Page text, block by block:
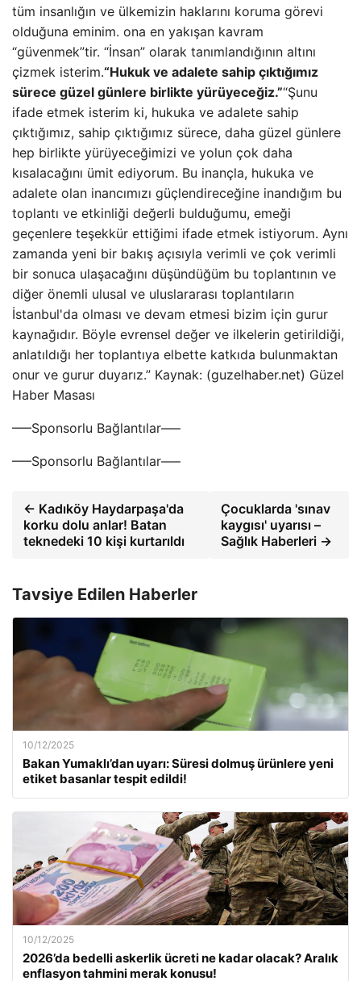
tüm insanlığın ve ülkemizin haklarını koruma görevi
olduğuna eminim. ona en yakışan kavram
“güvenmek”tir. “İnsan” olarak tanımlandığının altını
çizmek isterim.“Hukuk ve adalete sahip çıktığımız
sürece güzel günlere birlikte yürüyeceğiz.”“Şunu
ifade etmek isterim ki, hukuka ve adalete sahip
çıktığımız, sahip çıktığımız sürece, daha güzel günlere
hep birlikte yürüyeceğimizi ve yolun çok daha
kısalacağını ümit ediyorum. Bu inançla, hukuka ve
adalete olan inancımızı güçlendireceğine inandığım bu
toplantı ve etkinliği değerli bulduğumu, emeği
geçenlere teşekkür ettiğimi ifade etmek istiyorum. Aynı
zamanda yeni bir bakış açısıyla verimli ve çok verimli
bir sonuca ulaşacağını düşündüğüm bu toplantının ve
diğer önemli ulusal ve uluslararası toplantıların
İstanbul'da olması ve devam etmesi bizim için gurur
kaynağıdır. Böyle evrensel değer ve ilkelerin getirildiği,
anlatıldığı her toplantıya elbette katkıda bulunmaktan
onur ve gurur duyarız.” Kaynak: (guzelhaber.net) Güzel
Haber Masası
—–Sponsorlu Bağlantılar—–
—–Sponsorlu Bağlantılar—–
← Kadıköy Haydarpaşa'da
korku dolu anlar! Batan
teknedeki 10 kişi kurtarıldı
Çocuklarda 'sınav
kaygısı' uyarısı –
Sağlık Haberleri →
Tavsiye Edilen Haberler
10/12/2025
Bakan Yumaklı’dan uyarı: Süresi dolmuş ürünlere yeni
etiket basanlar tespit edildi!
10/12/2025
2026’da bedelli askerlik ücreti ne kadar olacak? Aralık
enflasyon tahmini merak konusu!